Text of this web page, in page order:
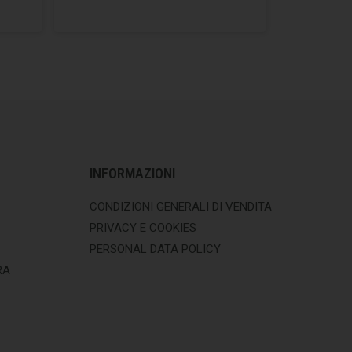
INFORMAZIONI
CONDIZIONI GENERALI DI VENDITA
PRIVACY E COOKIES
PERSONAL DATA POLICY